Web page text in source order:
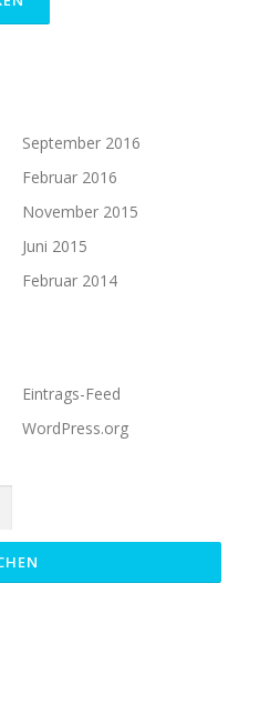
September 2016
Februar 2016
November 2015
Juni 2015
Februar 2014
Eintrags-Feed
WordPress.org